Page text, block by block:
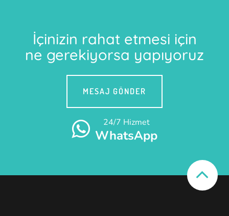
İçinizin rahat etmesi için
ne gerekiyorsa yapıyoruz
MESAJ GÖNDER
24/7 Hizmet
WhatsApp